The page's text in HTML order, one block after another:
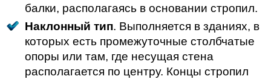
балки, располагаясь в основании стропил.
Наклонный тип. Выполняется в зданиях, в
которых есть промежуточные столбчатые
опоры или там, где несущая стена
располагается по центру. Концы стропил